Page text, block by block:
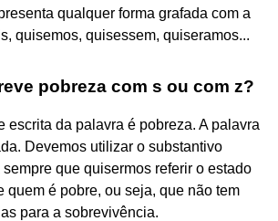
qualquer forma grafada com a
quisemos, quisessem, quiseramos...
pobreza com s ou com z?
escrita da palavra é pobreza. A palavra
Devemos utilizar o substantivo
que quisermos referir o estado
quem é pobre, ou seja, que não tem
para a sobrevivência.